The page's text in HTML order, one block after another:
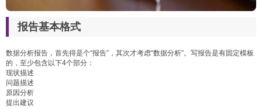
报告基本格式
数据分析报告，首先得是个“报告”，其次才考虑“数据分析”。写报告是有固定模板
的，至少包含以下4个部分：
现状描述
问题描述
原因分析
提出建议